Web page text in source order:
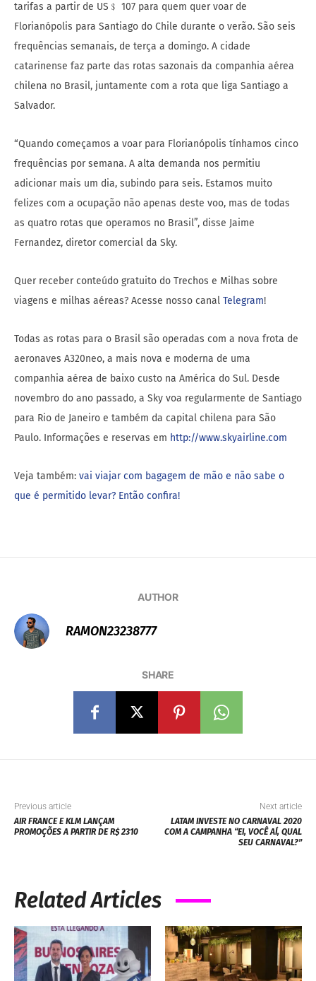
tarifas a partir de US﹩ 107 para quem quer voar de
Florianópolis para Santiago do Chile durante o verão. São seis
frequências semanais, de terça a domingo. A cidade
catarinense faz parte das rotas sazonais da companhia aérea
chilena no Brasil, juntamente com a rota que liga Santiago a
Salvador.
“Quando começamos a voar para Florianópolis tínhamos cinco
frequências por semana. A alta demanda nos permitiu
adicionar mais um dia, subindo para seis. Estamos muito
felizes com a ocupação não apenas deste voo, mas de todas
as quatro rotas que operamos no Brasil”, disse Jaime
Fernandez, diretor comercial da Sky.
Quer receber conteúdo gratuito do Trechos e Milhas sobre
viagens e milhas aéreas? Acesse nosso canal Telegram!
Todas as rotas para o Brasil são operadas com a nova frota de
aeronaves A320neo, a mais nova e moderna de uma
companhia aérea de baixo custo na América do Sul. Desde
novembro do ano passado, a Sky voa regularmente de Santiago
para Rio de Janeiro e também da capital chilena para São
Paulo. Informações e reservas em http://www.skyairline.com
Veja também: vai viajar com bagagem de mão e não sabe o
que é permitido levar? Então confira!
AUTHOR
RAMON23238777
SHARE
Previous article
AIR FRANCE E KLM LANÇAM
PROMOÇÕES A PARTIR DE R$ 2310
Next article
LATAM INVESTE NO CARNAVAL 2020
COM A CAMPANHA “EI, VOCÊ AÍ, QUAL
SEU CARNAVAL?”
Related Articles